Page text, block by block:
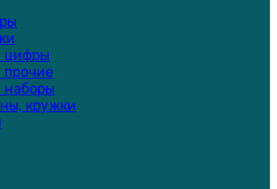
цифры
прочие
наборы
кружки